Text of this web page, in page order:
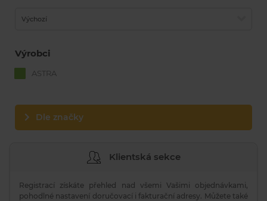
Výchozí
Výrobci
ASTRA
Dle značky
Klientská sekce
Registrací získáte přehled nad všemi Vašimi objednávkami,
pohodlné nastavení doručovací i fakturační adresy. Můžete také